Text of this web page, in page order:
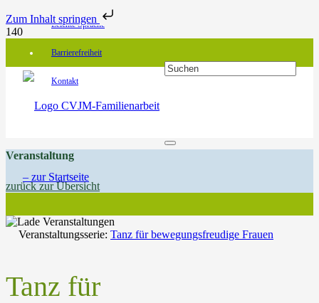
Zum Inhalt springen
Leichte Sprache
Barrierefreiheit
Kontakt
Veranstaltung
zurück zur Übersicht
Veranstaltungsserie: Tanz für bewegungsfreudige Frauen
Tanz für